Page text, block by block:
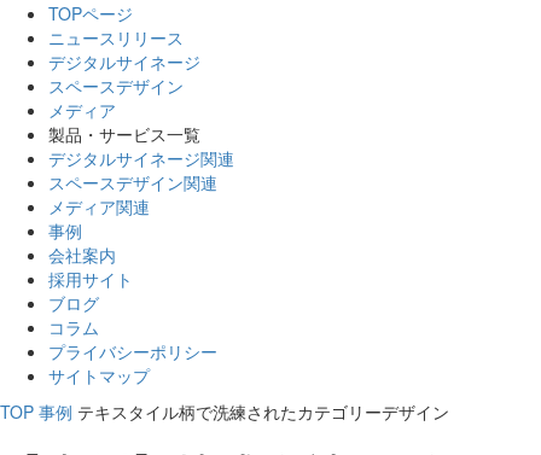
TOPページ
ニュースリリース
デジタルサイネージ
スペースデザイン
メディア
製品・サービス一覧
デジタルサイネージ関連
スペースデザイン関連
メディア関連
事例
会社案内
採用サイト
ブログ
コラム
プライバシーポリシー
サイトマップ
TOP 事例 テキスタイル柄で洗練されたカテゴリーデザイン